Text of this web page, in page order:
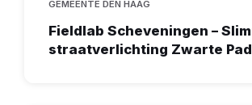
GEMEENTE DEN HAAG
Fieldlab Scheveningen –
straatverlichting Zwarte Pad